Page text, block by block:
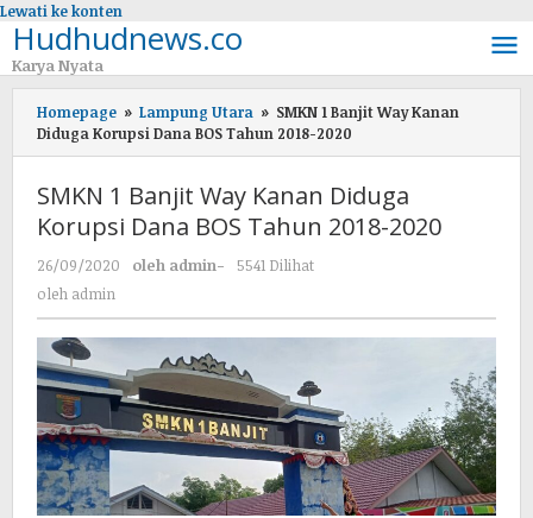
Lewati ke konten
Hudhudnews.co
Karya Nyata
Homepage » Lampung Utara » SMKN 1 Banjit Way Kanan
Diduga Korupsi Dana BOS Tahun 2018-2020
SMKN 1 Banjit Way Kanan Diduga
Korupsi Dana BOS Tahun 2018-2020
26/09/2020 oleh admin-
5541 Dilihat
oleh admin